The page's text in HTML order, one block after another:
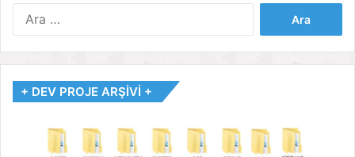
+ DEV PROJE ARŞİVİ +